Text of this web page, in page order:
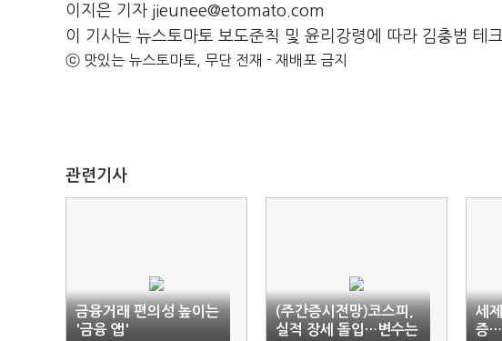
이지은 기자 jieunee@etomato.com
이 기사는 뉴스토마토 보도준칙 및 윤리강령에 따라 김충범 테
ⓒ 맛있는 뉴스토마토, 무단 전재 - 재배포 금지
관련기사
금융거래 편의성 높이는
'금융 앱'
(주간증시전망)코스피,
실적 장세 돌입…변수는
세
증…